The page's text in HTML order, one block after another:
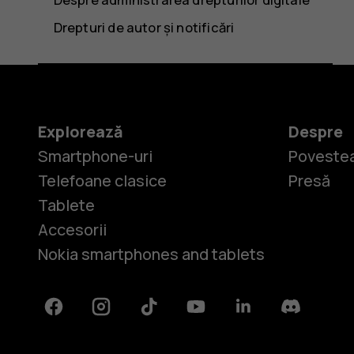
Drepturi de autor și notificări
Explorează
Smartphone-uri
Telefoane clasice
Tablete
Accesorii
Nokia smartphones and tablets
Despre
Presă
FacebookInstagramTiktok YoutubeLinkedinDiscord